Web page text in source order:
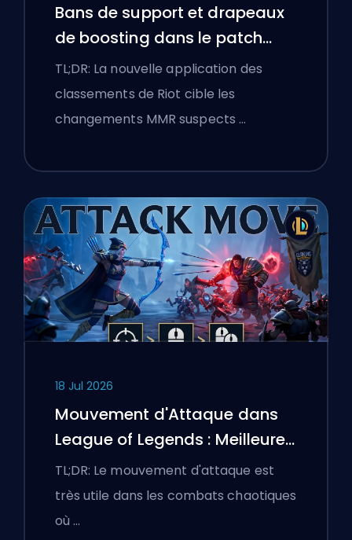
Bans de support et drapeaux
de boosting dans le patch
25.18 de League of Legends
TL;DR: La nouvelle application des
classements de Riot cible les
changements MMR suspects …
18 Jul 2026
Mouvement d'Attaque dans
League of Legends : Meilleures
Configurations
TL;DR: Le mouvement d'attaque est
très utile dans les combats chaotiques
où …